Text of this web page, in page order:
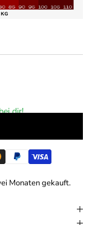
dir!
Monaten gekauft.